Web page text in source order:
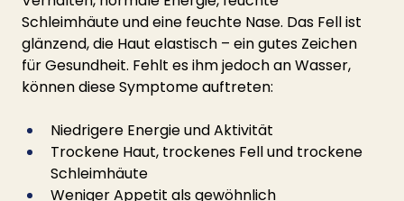
Schleimhäute und eine feuchte Nase. Das Fell ist
glänzend, die Haut elastisch – ein gutes Zeichen
für Gesundheit. Fehlt es ihm jedoch an Wasser,
können diese Symptome auftreten:
Niedrigere Energie und Aktivität
Trockene Haut, trockenes Fell und trockene
Schleimhäute
Weniger Appetit als gewöhnlich